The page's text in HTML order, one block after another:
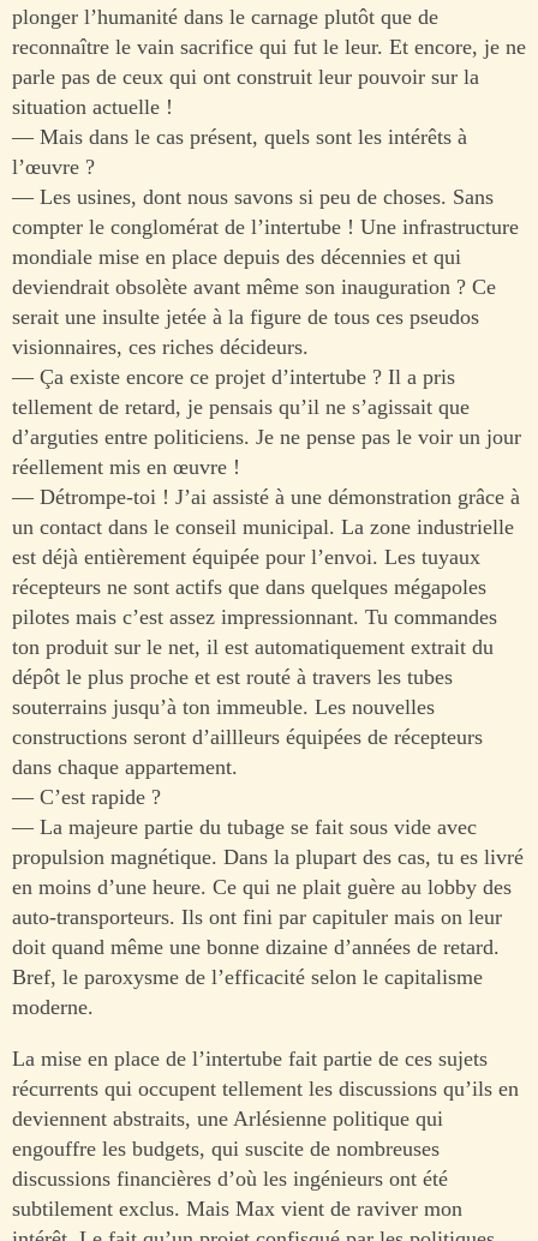
plonger l’humanité dans le carnage plutôt que de
reconnaître le vain sacrifice qui fut le leur. Et encore, je ne
parle pas de ceux qui ont construit leur pouvoir sur la
situation actuelle !
— Mais dans le cas présent, quels sont les intérêts à
l’œuvre ?
— Les usines, dont nous savons si peu de choses. Sans
compter le conglomérat de l’intertube ! Une infrastructure
mondiale mise en place depuis des décennies et qui
deviendrait obsolète avant même son inauguration ? Ce
serait une insulte jetée à la figure de tous ces pseudos
visionnaires, ces riches décideurs.
— Ça existe encore ce projet d’intertube ? Il a pris
tellement de retard, je pensais qu’il ne s’agissait que
d’arguties entre politiciens. Je ne pense pas le voir un jour
réellement mis en œuvre !
— Détrompe-toi ! J’ai assisté à une démonstration grâce à
un contact dans le conseil municipal. La zone industrielle
est déjà entièrement équipée pour l’envoi. Les tuyaux
récepteurs ne sont actifs que dans quelques mégapoles
pilotes mais c’est assez impressionnant. Tu commandes
ton produit sur le net, il est automatiquement extrait du
dépôt le plus proche et est routé à travers les tubes
souterrains jusqu’à ton immeuble. Les nouvelles
constructions seront d’aillleurs équipées de récepteurs
dans chaque appartement.
— C’est rapide ?
— La majeure partie du tubage se fait sous vide avec
propulsion magnétique. Dans la plupart des cas, tu es livré
en moins d’une heure. Ce qui ne plait guère au lobby des
auto-transporteurs. Ils ont fini par capituler mais on leur
doit quand même une bonne dizaine d’années de retard.
Bref, le paroxysme de l’efficacité selon le capitalisme
moderne.
La mise en place de l’intertube fait partie de ces sujets
récurrents qui occupent tellement les discussions qu’ils en
deviennent abstraits, une Arlésienne politique qui
engouffre les budgets, qui suscite de nombreuses
discussions financières d’où les ingénieurs ont été
subtilement exclus. Mais Max vient de raviver mon